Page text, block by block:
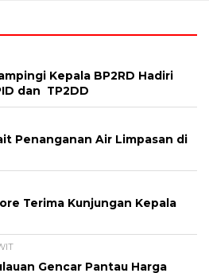
Kepala BP2RD Hadiri
dan TP2DD
Penanganan Air Limpasan di
Terima Kunjungan Kepala
Gencar Pantau Harga